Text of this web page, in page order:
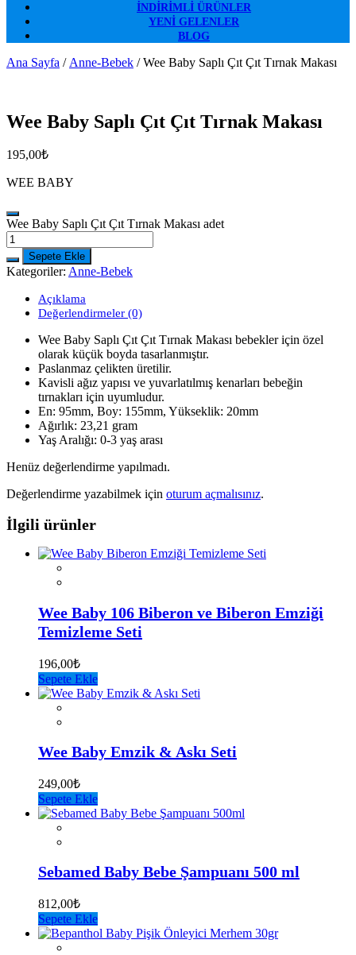
İNDIRIMLI ÜRÜNLER
YENI GELENLER
BLOG
Ana Sayfa / Anne-Bebek / Wee Baby Saplı Çıt Çıt Tırnak Makası
Wee Baby Saplı Çıt Çıt Tırnak Makası
195,00₺
WEE BABY
Wee Baby Saplı Çıt Çıt Tırnak Makası adet
Sepete Ekle
Kategoriler: Anne-Bebek
Açıklama
Değerlendirmeler (0)
Wee Baby Saplı Çıt Çıt Tırnak Makası bebekler için özel
olarak küçük boyda tasarlanmıştır.
Paslanmaz çelikten üretilir.
Kavisli ağız yapısı ve yuvarlatılmış kenarları bebeğin
tırnakları için uyumludur.
En: 95mm, Boy: 155mm, Yükseklik: 20mm
Ağırlık: 23,21 gram
Yaş Aralığı: 0-3 yaş arası
Henüz değerlendirme yapılmadı.
Değerlendirme yazabilmek için oturum açmalısınız.
İlgili ürünler
Wee Baby 106 Biberon ve Biberon Emziği
Temizleme Seti
196,00₺
Sepete Ekle
Wee Baby Emzik & Askı Seti
249,00₺
Sepete Ekle
Sebamed Baby Bebe Şampuanı 500 ml
812,00₺
Sepete Ekle